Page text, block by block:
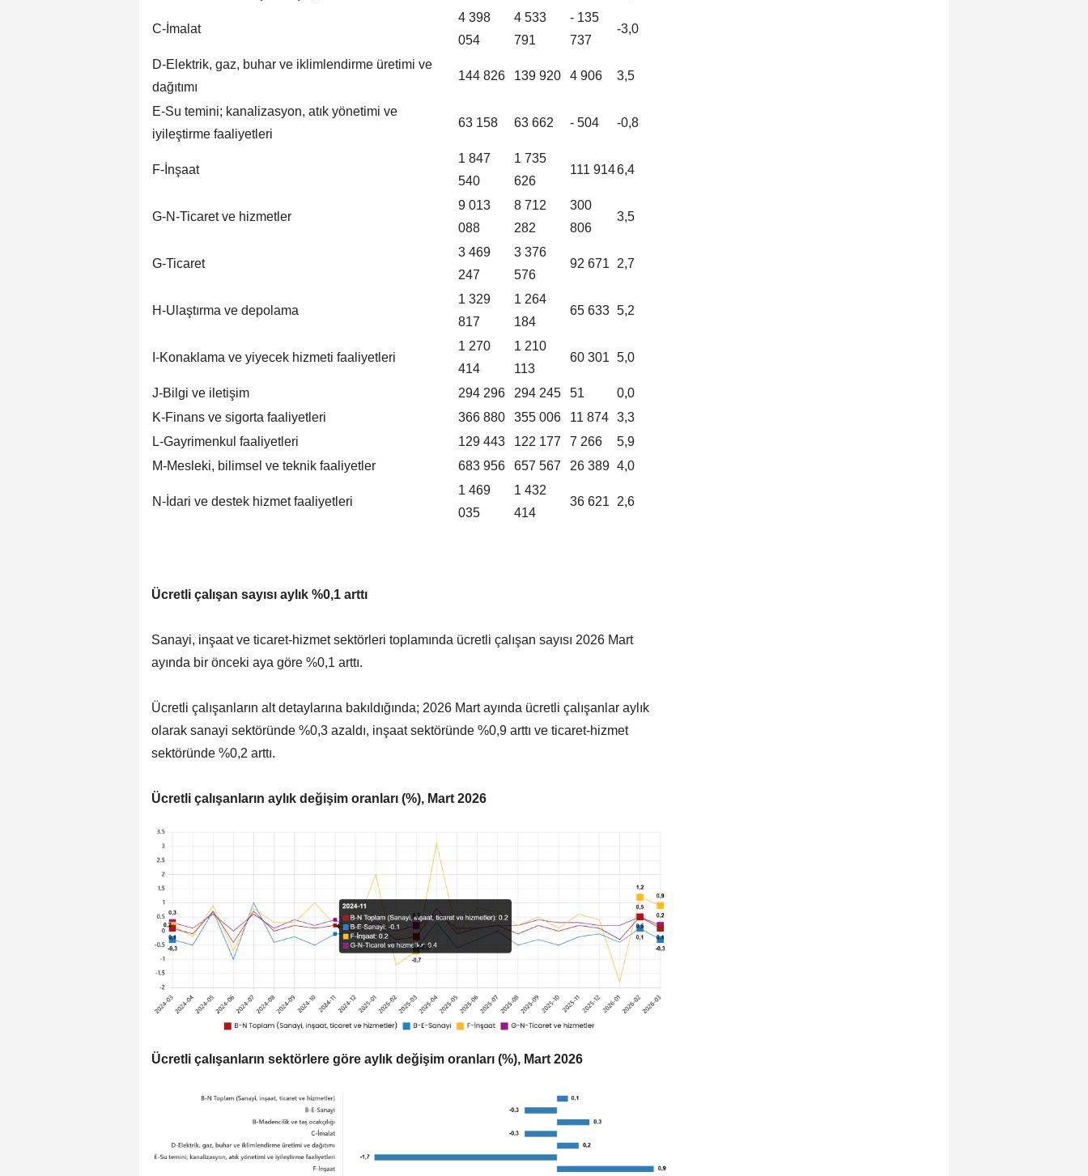
C-İmalat
4 398
054
4 533
791
- 135
737
-3,0
D-Elektrik, gaz, buhar ve iklimlendirme üretimi ve
dağıtımı
144 826 139 920 4 906 3,5
E-Su temini; kanalizasyon, atık yönetimi ve
iyileştirme faaliyetleri
63 158 63 662 - 504 -0,8
F-İnşaat
1 847
540
1 735
626
111 9146,4
G-N-Ticaret ve hizmetler
9 013
088
8 712
282
300
806
3,5
G-Ticaret
3 469
247
3 376
576
92 671 2,7
H-Ulaştırma ve depolama
1 329
817
1 264
184
65 633 5,2
I-Konaklama ve yiyecek hizmeti faaliyetleri
1 270
414
1 210
113
60 301 5,0
J-Bilgi ve iletişim 294 296 294 245 51
0,0
K-Finans ve sigorta faaliyetleri
366 880 355 006 11 874 3,3
L-Gayrimenkul faaliyetleri
129 443 122 177 7 266
5,9
M-Mesleki, bilimsel ve teknik faaliyetler
683 956 657 567 26 389 4,0
N-İdari ve destek hizmet faaliyetleri
1 469
035
1 432
414
36 621 2,6
Ücretli çalışan sayısı aylık %0,1 arttı
Sanayi, inşaat ve ticaret-hizmet sektörleri toplamında ücretli çalışan sayısı 2026 Mart
ayında bir önceki aya göre %0,1 arttı.
Ücretli çalışanların alt detaylarına bakıldığında; 2026 Mart ayında ücretli çalışanlar aylık
olarak sanayi sektöründe %0,3 azaldı, inşaat sektöründe %0,9 arttı ve ticaret-hizmet
sektöründe %0,2 arttı.
Ücretli çalışanların aylık değişim oranları (%), Mart 2026
Ücretli çalışanların sektörlere göre aylık değişim oranları (%), Mart 2026